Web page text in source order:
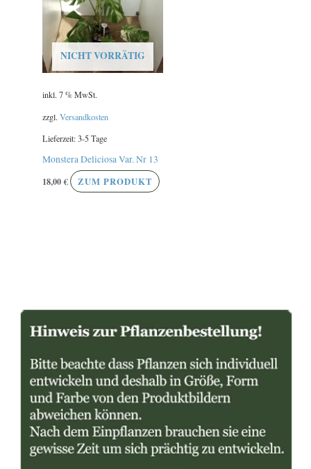
NICHT VORRÄTIG
inkl. 7 % MwSt.
zzgl.Versandkosten
Lieferzeit:3-5 Tage
Monstera Deliciosa Var. Nr 13
18,00€ ZUM PRODUKT